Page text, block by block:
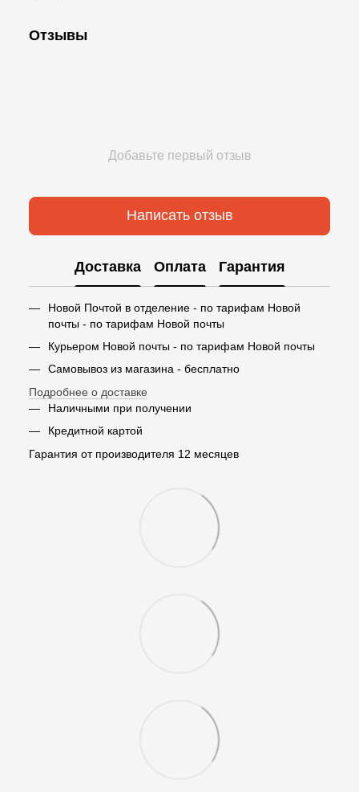
Отзывы
Добавьте первый отзыв
Написать отзыв
Доставка Оплата Гарантия
Новой Почтой в отделение - по тарифам Новой
почты - по тарифам Новой почты
Курьером Новой почты - по тарифам Новой почты
Самовывоз из магазина - бесплатно
Подробнее о доставке
Наличными при получении
Кредитной картой
Гарантия от производителя 12 месяцев